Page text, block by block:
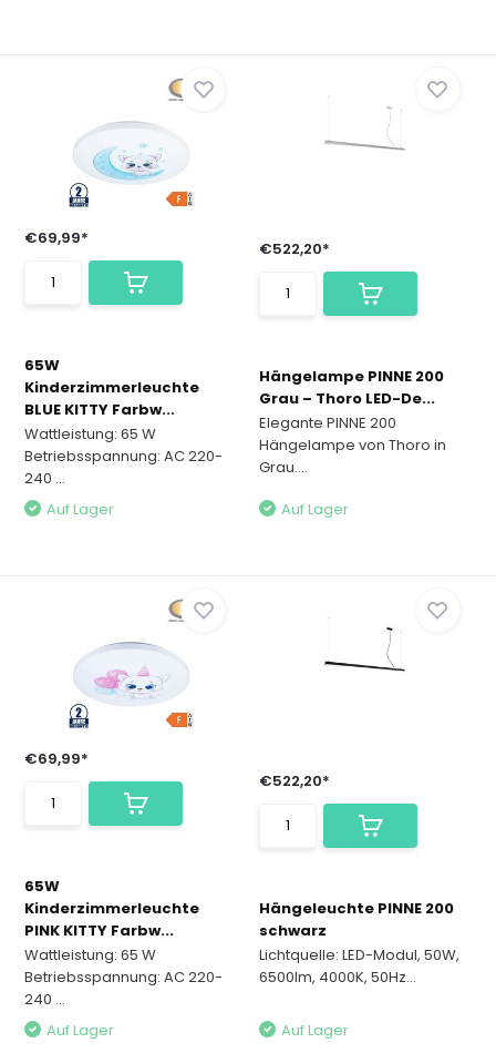
€69,99*
65W
Kinderzimmerleuchte
BLUE KITTY Farbw...
Wattleistung: 65 W
Betriebsspannung: AC 220-
240 ...
Auf Lager
€522,20*
Hängelampe PINNE 200
Grau – Thoro LED-De...
Elegante PINNE 200
Hängelampe von Thoro in
Grau....
Auf Lager
€69,99*
65W
Kinderzimmerleuchte
PINK KITTY Farbw...
Wattleistung: 65 W
Betriebsspannung: AC 220-
240 ...
Auf Lager
€522,20*
Hängeleuchte PINNE 200
schwarz
Lichtquelle: LED-Modul, 50W,
6500lm, 4000K, 50Hz...
Auf Lager